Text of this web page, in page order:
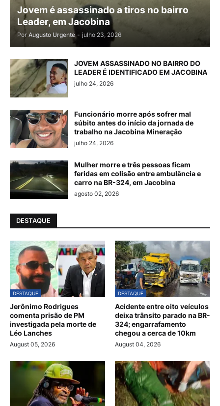
Jovem é assassinado a tiros no bairro
Leader, em Jacobina
Por Augusto Urgente - julho 23, 2026
JOVEM ASSASSINADO NO BAIRRO DO
LEADER É IDENTIFICADO EM JACOBINA
julho 24, 2026
Funcionário morre após sofrer mal
súbito antes do início da jornada de
trabalho na Jacobina Mineração
julho 24, 2026
Mulher morre e três pessoas ficam
feridas em colisão entre ambulância e
carro na BR-324, em Jacobina
agosto 02, 2026
DESTAQUE
DESTAQUE
Jerônimo Rodrigues
comenta prisão de PM
investigada pela morte de
Léo Lanches
August 05, 2026
DESTAQUE
Acidente entre oito veículos
deixa trânsito parado na BR-
324; engarrafamento
chegou a cerca de 10km
August 04, 2026